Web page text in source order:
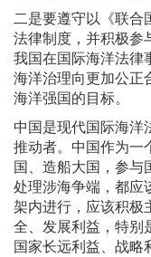
二是要遵守以《联合
法律制度，并积极参
我国在国际海洋法律
海洋治理向更加公正
海洋强国的目标。
中国是现代国际海洋
推动者。中国作为一
国、造船大国，参与
处理涉海争端，都应
架内进行，应该积极
全、发展利益，特别
国家长远利益、战略